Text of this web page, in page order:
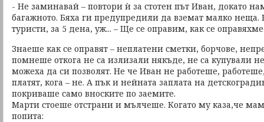
- Не заминавай – повтори ѝ за стотен път Иван, докато
багажното. Бяха ги предупредили да вземат малко неща.
туристи, за 5 дена, уж... – Ще се оправим, как се
Знаеше как се оправят – неплатени сметки, борчове,
помнеше откога не са излизали някъде, не са купували
можеха да си позволят. Не че Иван не работеше,
платят, кога – не. А пък и нейната заплата на
покриваше само вноските по заемите.
Марти стоеше отстрани и мълчеше. Когато му каза,че
попита: